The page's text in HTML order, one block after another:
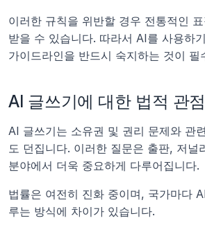
이러한 규칙을 위반할 경우 전통적인
받을 수 있습니다. 따라서 AI를 사용하
가이드라인을 반드시 숙지하는 것이 필
AI 글쓰기에 대한 법적 관점
AI 글쓰기는 소유권 및 권리 문제와 관
도 던집니다. 이러한 질문은 출판, 저널
분야에서 더욱 중요하게 다루어집니다.
법률은 여전히 진화 중이며, 국가마다
루는 방식에 차이가 있습니다.